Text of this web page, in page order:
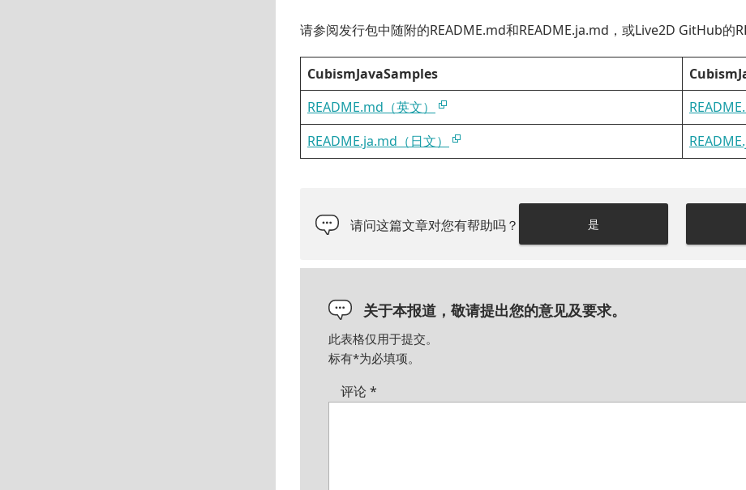
请参阅发行包中随附的README.md和README.ja.md，或Live2D GitHub的
CubismJavaSamples
README.md（英文）
README.ja.md（日文）
请问这篇文章对您有帮助吗？ 是
关于本报道，敬请提出您的意见及要求。
此表格仅用于提交。
标有*为必填项。
评论*